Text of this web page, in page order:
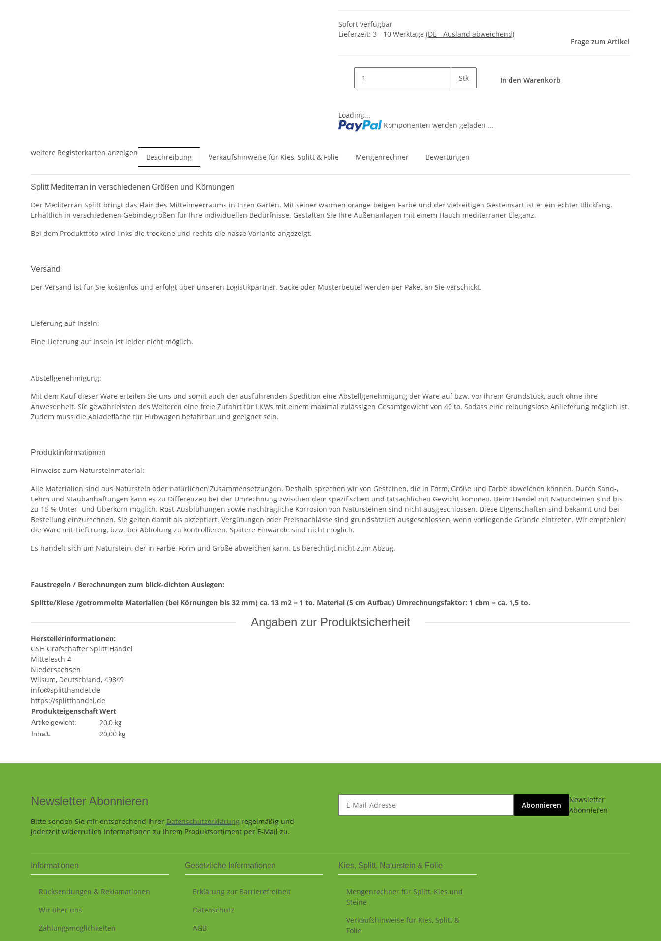
Sofort verfügbar
Lieferzeit: 3 - 10 Werktage (DE - Ausland abweichend)
Frage zum Artikel
Stk In den Warenkorb
Loading...
Komponenten werden geladen ...
weitere Registerkarten anzeigen Beschreibung Verkaufshinweise für Kies, Splitt & Folie Mengenrechner Bewertungen
Splitt Mediterran in verschiedenen Größen und Körnungen
Der Mediterran Splitt bringt das Flair des Mittelmeerraums in Ihren Garten. Mit seiner warmen orange-beigen Farbe und der vielseitigen Gesteinsart ist er ein echter Blickfang.
Erhältlich in verschiedenen Gebindegrößen für Ihre individuellen Bedürfnisse. Gestalten Sie Ihre Außenanlagen mit einem Hauch mediterraner Eleganz.
Bei dem Produktfoto wird links die trockene und rechts die nasse Variante angezeigt.
Versand
Der Versand ist für Sie kostenlos und erfolgt über unseren Logistikpartner. Säcke oder Musterbeutel werden per Paket an Sie verschickt.
Lieferung auf Inseln:
Eine Lieferung auf Inseln ist leider nicht möglich.
Abstellgenehmigung:
Mit dem Kauf dieser Ware erteilen Sie uns und somit auch der ausführenden Spedition eine Abstellgenehmigung der Ware auf bzw. vor ihrem Grundstück, auch ohne ihre
Anwesenheit. Sie gewährleisten des Weiteren eine freie Zufahrt für LKWs mit einem maximal zulässigen Gesamtgewicht von 40 to. Sodass eine reibungslose Anlieferung möglich ist.
Zudem muss die Abladefläche für Hubwagen befahrbar und geeignet sein.
Produktinformationen
Hinweise zum Natursteinmaterial:
Alle Materialien sind aus Naturstein oder natürlichen Zusammensetzungen. Deshalb sprechen wir von Gesteinen, die in Form, Größe und Farbe abweichen können. Durch Sand-,
Lehm und Staubanhaftungen kann es zu Differenzen bei der Umrechnung zwischen dem spezifischen und tatsächlichen Gewicht kommen. Beim Handel mit Natursteinen sind bis
zu 15 % Unter- und Überkorn möglich. Rost-Ausblühungen sowie nachträgliche Korrosion von Natursteinen sind nicht ausgeschlossen. Diese Eigenschaften sind bekannt und bei
Bestellung einzurechnen. Sie gelten damit als akzeptiert. Vergütungen oder Preisnachlässe sind grundsätzlich ausgeschlossen, wenn vorliegende Gründe eintreten. Wir empfehlen
die Ware mit Lieferung, bzw. bei Abholung zu kontrollieren. Spätere Einwände sind nicht möglich.
Es handelt sich um Naturstein, der in Farbe, Form und Größe abweichen kann. Es berechtigt nicht zum Abzug.
Faustregeln / Berechnungen zum blick-dichten Auslegen:
Splitte/Kiese /getrommelte Materialien (bei Körnungen bis 32 mm) ca. 13 m2 = 1 to. Material (5 cm Aufbau) Umrechnungsfaktor: 1 cbm = ca. 1,5 to.
Angaben zur Produktsicherheit
Herstellerinformationen:
GSH Grafschafter Splitt Handel
Mittelesch 4
Niedersachsen
Wilsum, Deutschland, 49849
info@splitthandel.de
https://splitthandel.de
ProdukteigenschaftWert
Artikelgewicht: 20,0 kg
Inhalt: 20,00 kg
Newsletter Abonnieren
Bitte senden Sie mir entsprechend Ihrer Datenschutzerklärung regelmäßig und
jederzeit widerruflich Informationen zu Ihrem Produktsortiment per E-Mail zu.
Abonnieren
Newsletter
Abonnieren
Informationen
Rücksendungen & Reklamationen
Wir über uns
Zahlungsmöglichkeiten
Gesetzliche Informationen
Erklärung zur Barrierefreiheit
Datenschutz
AGB
Kies, Splitt, Naturstein & Folie
Mengenrechner für Splitt, Kies und
Steine
Verkaufshinweise für Kies, Splitt &
Folie